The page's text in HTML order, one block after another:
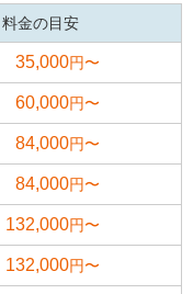
料金の目安
35,000円〜
60,000円〜
84,000円〜
84,000円〜
132,000円〜
132,000円〜